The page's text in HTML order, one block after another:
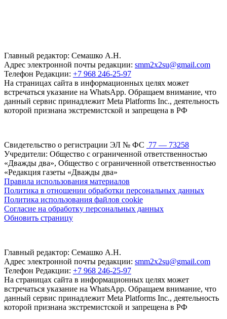
Главный редактор: Семашко А.Н.
Адрес электронной почты редакции: smm2x2su@gmail.com
Телефон Редакции: +7 968 246-25-97
На страницах сайта в информационных целях может
встречаться указание на WhatsApp. Обращаем внимание, что
данный сервис принадлежит Meta Platforms Inc., деятельность
которой признана экстремистской и запрещена в РФ
Свидетельство о регистрации ЭЛ № ФС 77 — 73258
Учредители: Общество с ограниченной ответственностью
«Дважды два», Общество с ограниченной ответственностью
«Редакция газеты «Дважды два»
Правила использования материалов
Политика в отношении обработки персональных данных
Политика использования файлов cookie
Согласие на обработку персональных данных
Обновить страницу
Главный редактор: Семашко А.Н.
Адрес электронной почты редакции: smm2x2su@gmail.com
Телефон Редакции: +7 968 246-25-97
На страницах сайта в информационных целях может
встречаться указание на WhatsApp. Обращаем внимание, что
данный сервис принадлежит Meta Platforms Inc., деятельность
которой признана экстремистской и запрещена в РФ